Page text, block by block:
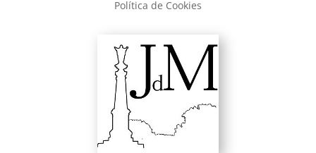
Política de Cookies